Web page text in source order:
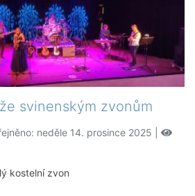
svinenským zvonům
neděle 14. prosince 2025 |
kostelní zvon